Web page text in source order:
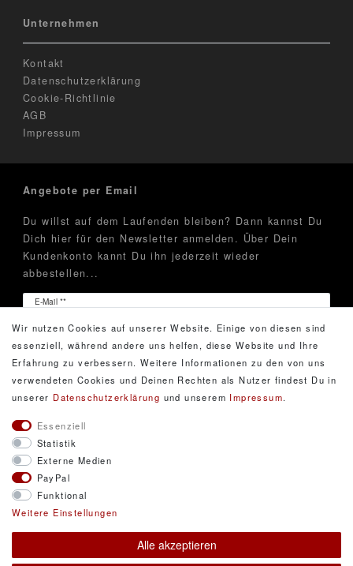
Unternehmen
Kontakt
Datenschutzerklärung
Cookie-Richtlinie
AGB
Impressum
Angebote per Email
Du willst auf dem Laufenden bleiben? Dann kannst Du
Dich hier für den Newsletter anmelden. Über Dein
Kundenkonto kannt Du ihn jederzeit wieder
abbestellen...
E-Mail **
Newsletter
Hiermit bestätige ich, dass ich die
Daten­schutz­erklärung
gelesen habe. Meine Einwilligung kann ich jederzeit
widerrufen.**
© Copyright 2026 DarXity GbR. Gestaltung, Design
und Style durch DarXity GbR. Alle Rechte
vorbehalten.
Wir nutzen Cookies auf unserer Website. Einige von diesen sind
essenziell, während andere uns helfen, diese Website und Ihre
Erfahrung zu verbessern. Weitere Informationen zu den von uns
verwendeten Cookies und Deinen Rechten als Nutzer findest Du in
unserer Daten­schutz­erklärung und unserem Impressum.
Essenziell
Statistik
Externe Medien
PayPal
Funktional
Weitere Einstellungen
Alle akzeptieren